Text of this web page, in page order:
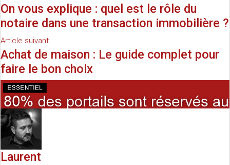
On vous explique : quel est le rôle du
notaire dans une transaction immobilière ?
Article suivant
Achat de maison : Le guide complet pour
faire le bon choix
Laurent